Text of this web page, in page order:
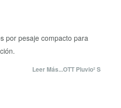
por pesaje compacto para
Leer Más...OTT Pluvio² S